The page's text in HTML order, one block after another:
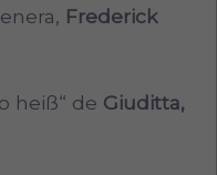
Frederick
heiß“ de Giuditta,